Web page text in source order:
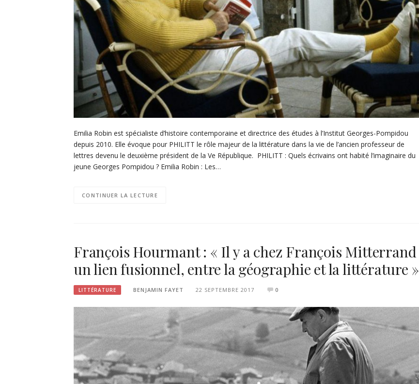
Emilia Robin est spécialiste d’histoire contemporaine et directrice des études à l’Institut Georges-Pompidou
depuis 2010. Elle évoque pour PHILITT le rôle majeur de la littérature dans la vie de l’ancien professeur de
lettres devenu le deuxième président de la Ve République. PHILITT : Quels écrivains ont habité l’imaginaire du
jeune Georges Pompidou ? Emilia Robin : Les…
CONTINUER LA LECTURE
François Hourmant : « Il y a chez François Mitterrand
un lien fusionnel, entre la géographie et la littérature »
LITTÉRATURE BENJAMIN FAYET 22 SEPTEMBRE 2017 0